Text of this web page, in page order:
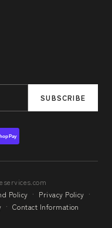
SUBSCRIBE
Pay
Policy · Privacy Policy ·
· Contact Information